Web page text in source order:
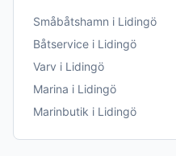
Småbåtshamn i Lidingö
Båtservice i Lidingö
Varv i Lidingö
Marina i Lidingö
Marinbutik i Lidingö